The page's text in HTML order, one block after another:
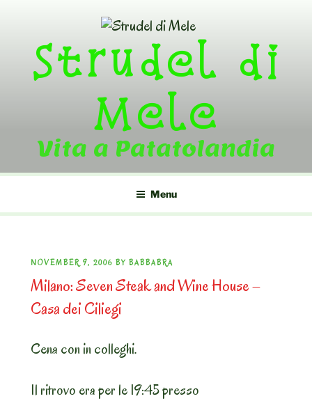
contentStrudel di
Mele
Vita a Patatolandia
Menu
POSTED
ON
NOVEMBER 9, 2006 BY BABBABRA
Milano: Seven Steak and Wine House –
Casa dei Ciliegi
Cena con in colleghi.
Il ritrovo era per le 19:45 presso